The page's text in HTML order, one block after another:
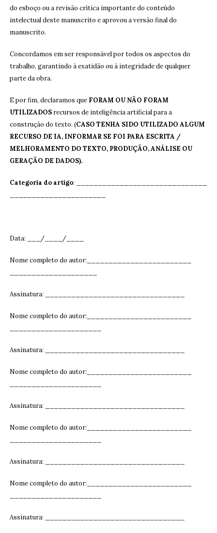
do esboço ou a revisão crítica importante do conteúdo
intelectual deste manuscrito e aprovou a versão final do
manuscrito.
Concordamos em ser responsável por todos os aspectos do
trabalho, garantindo à exatidão ou à integridade de qualquer
parte da obra.
E por fim, declaramos que FORAM OU NÃO FORAM
UTILIZADOS recursos de inteligência artificial para a
construção do texto. (CASO TENHA SIDO UTILIZADO ALGUM
RECURSO DE IA, INFORMAR SE FOI PARA ESCRITA /
MELHORAMENTO DO TEXTO, PRODUÇÃO, ANÁLISE OU
GERAÇÃO DE DADOS).
Categoria do artigo: ______________________________
Data: ___/____/____
Nome completo do autor:________________________
Assinatura: ______________________________
Nome completo do autor:________________________
Assinatura: ______________________________
Nome completo do autor:________________________
Assinatura: ______________________________
Nome completo do autor:________________________
Assinatura: ______________________________
Nome completo do autor:________________________
Assinatura: ______________________________